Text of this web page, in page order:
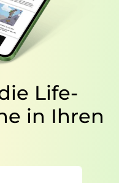
Life-
in Ihren